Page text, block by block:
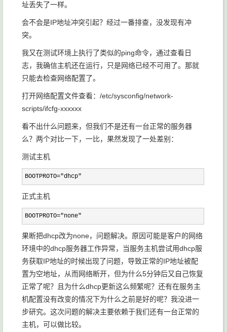
址丢失了一样。
会不会是IP地址冲突引起？经过一番排查，没发现有冲
突。
我又在测试环境上执行了类似的ping命令，通过查看日
志，我确信主机还在运行，只是网络已经不可用了。那就
只能去检查网络配置了。
打开网络配置文件查看：/etc/sysconfig/network-
scripts/ifcfg-xxxxxx
看不出什么问题来，但我们不是还有一台正常的服务器
么？两个对比一下，一比，果然发现了一处差别：
测试主机
BOOTPROTO="dhcp"
正式主机
BOOTPROTO="none"
果断把dhcp改为none，问题解决。原因可能是客户的网络
环境中的dhcp服务器工作异常，当服务主机尝试用dhcp服
务获取IP地址的时候出现了问题，导致正常的IP地址被配
置为空地址，从而网络断开，但为什么5分钟后又自己恢复
正常了呢？且为什么dhcp更新这么频繁呢？还有在服务主
机配置没有改变的情况下为什么之前是好的呢？我没进一
步研究。这次问题的解决主要依赖于我们还有一台正常的
主机，可以做比较。